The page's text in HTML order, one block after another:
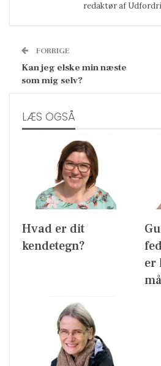
redaktør af
FORRIGE
Kan jeg elske min næste
som mig selv?
LÆS OGSÅ
Hvad er dit
kendetegn?
er